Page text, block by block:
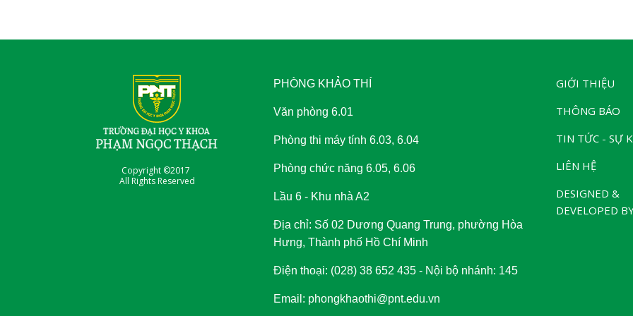
Copyright ©2017
All Rights Reserved
PHÒNG KHẢO THÍ
Văn phòng 6.01
Phòng thi máy tính 6.03, 6.04
Phòng chức năng 6.05, 6.06
Lầu 6 - Khu nhà A2
Địa chỉ: Số 02 Dương Quang Trung, phường Hòa
Hưng, Thành phố Hồ Chí Minh
Điện thoại: (028) 38 652 435 - Nội bộ nhánh: 145
Email: phongkhaothi@pnt.edu.vn
GIỚI THIỆU
THÔNG BÁO
TIN TỨC - SỰ
LIÊN HỆ
DESIGNED &
DEVELOPED